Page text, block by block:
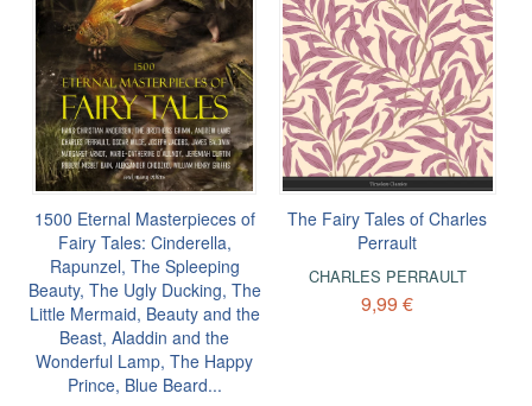
1500 Eternal Masterpieces of
Fairy Tales: Cinderella,
Rapunzel, The Spleeping
Beauty, The Ugly Ducking, The
Little Mermaid, Beauty and the
Beast, Aladdin and the
Wonderful Lamp, The Happy
Prince, Blue Beard...
The Fairy Tales of Charles
Perrault
CHARLES PERRAULT
9,99 €